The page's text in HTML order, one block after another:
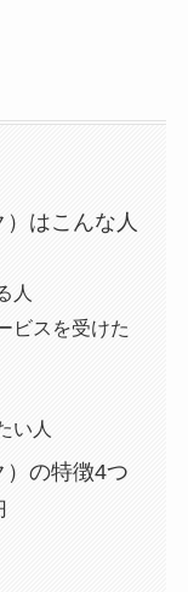
はこんな人
人
ビスを受けた
い人
）の特徴4つ